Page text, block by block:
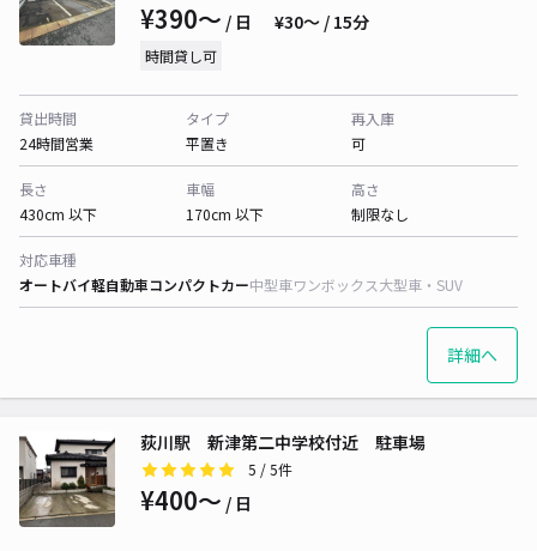
¥390〜 / 日 ¥30〜 / 15分
時間貸し可
貸出時間
24時間営業
タイプ
平置き
再入庫
可
長さ
430cm 以下
車幅
170cm 以下
高さ
制限なし
対応車種
オートバイ軽自動車コンパクトカー中型車ワンボックス大型車・SUV
詳細へ
荻川駅 新津第二中学校付近 駐車場
5 / 5件
¥400〜 / 日